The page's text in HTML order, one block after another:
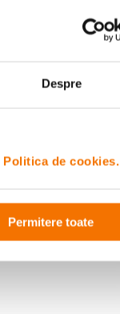
Despre
Politica de cookies.
Permitere toate